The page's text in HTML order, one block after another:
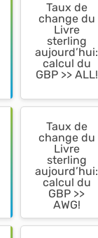
Taux de
change du
Livre
sterling
aujourd’hui:
calcul du
GBP >> ALL!
Taux de
change du
Livre
sterling
aujourd’hui:
calcul du
GBP >>
AWG!